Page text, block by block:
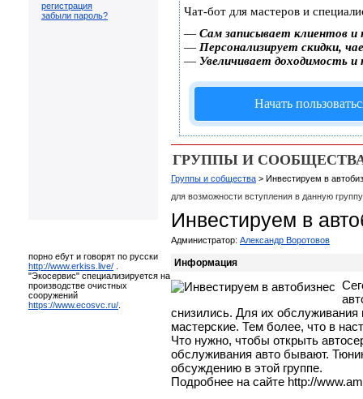
регистрация
забыли пароль?
порно ебут и говорят по русски
http://www.erkiss.live/
"Экосервис" специализируется на
производстве очистных
сооружений
https://www.ecosvc.ru/
Чат-бот для мастеров и
— Сам записывает клиентов и
— Персонализирует скидки,
— Увеличивает доходимость
Начать
ГРУППЫ И
Группы и собщества > Инвестируем в
для возможности вступления в данную
Инвестируем в
Администратор: Александр Воротовов
Информация
снизились. Для их
мастерские. Тем более, что в
Что нужно, чтобы открыть
обслуживания авто бывают.
обсуждению в этой группе.
Подробнее на сайте http://